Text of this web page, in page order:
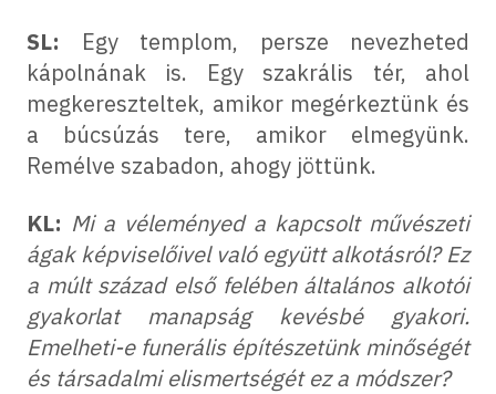
SL: Egy templom, persze nevezheted
kápolnának is. Egy szakrális tér, ahol
megkereszteltek, amikor megérkeztünk és
a búcsúzás tere, amikor elmegyünk.
Remélve szabadon, ahogy jöttünk.
KL: Mi a véleményed a kapcsolt művészeti
ágak képviselőivel való együtt alkotásról? Ez
a múlt század első felében általános alkotói
gyakorlat manapság kevésbé gyakori.
Emelheti-e funerális építészetünk minőségét
és társadalmi elismertségét ez a módszer?